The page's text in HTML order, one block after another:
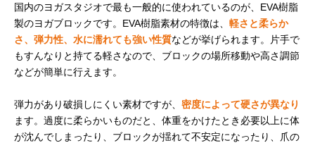
国内のヨガスタジオで最も一般的に使われているのが、EVA樹脂
製のヨガブロックです。EVA樹脂素材の特徴は、 軽さと柔らか
さ、弾力性、水に濡れても強い性質などが挙げられます。片手で
もすんなりと持てる軽さなので、ブロックの場所移動や高さ調節
などが簡単に行えます。
弾力があり破損しにくい素材ですが、 密度によって硬さが異なり
ます。過度に柔らかいものだと、体重をかけたとき必要以上に体
が沈んでしまったり、ブロックが揺れて不安定になったり、爪の